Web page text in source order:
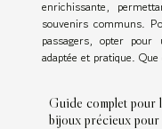
enrichissante,
souvenirs communs.
passagers, opter
adaptée et pratique.
Guide complet pour
bijoux précieux